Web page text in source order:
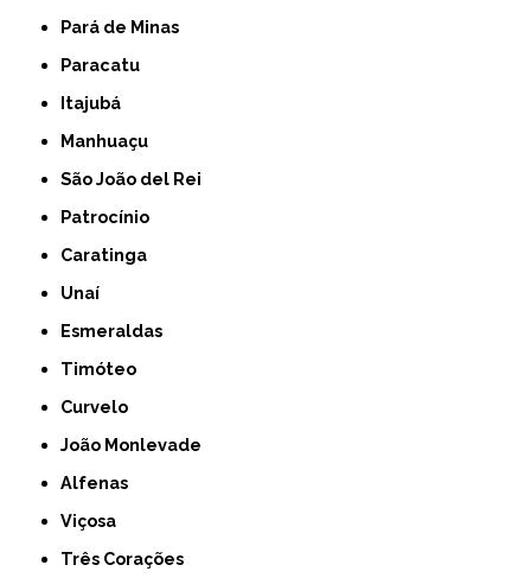
Pará de Minas
Paracatu
Itajubá
Manhuaçu
São João del Rei
Patrocínio
Caratinga
Unaí
Esmeraldas
Timóteo
Curvelo
João Monlevade
Alfenas
Viçosa
Três Corações